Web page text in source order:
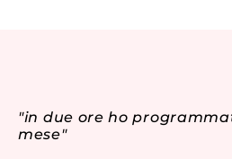
"in due ore ho
mese"